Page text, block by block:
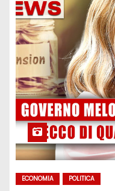
ECONOMIA POLITICA